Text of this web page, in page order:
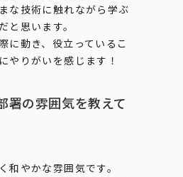
な技術に触れながら学ぶ
と思います。
に動き、役立っているこ
やりがいを感じます！
署の雰囲気を教えて
和やかな雰囲気です。